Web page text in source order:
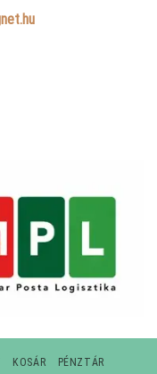
KOSÁR PÉNZTÁR